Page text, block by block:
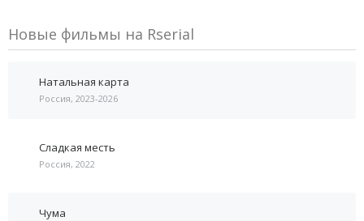
Новые фильмы на Rserial
Натальная карта
Россия, 2023-2026
Сладкая месть
Россия, 2022
Чума